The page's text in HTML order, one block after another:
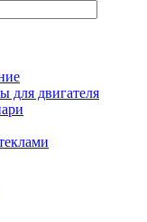
для двигателя